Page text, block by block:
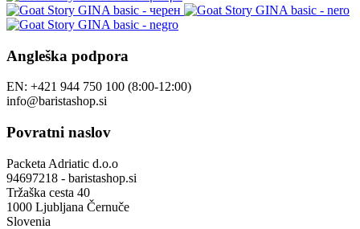
Angleška podpora
EN: +421 944 750 100 (8:00-12:00)
info@baristashop.si
Povratni naslov
Packeta Adriatic d.o.o
94697218 - baristashop.si
Tržaška cesta 40
1000 Ljubljana Černuče
Slovenia